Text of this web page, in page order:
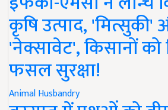
कृषि उत्पाद, 'मित्सुकी'
'नेक्सावेट', किसानों को
फसल सुरक्षा!
Animal Husbandry